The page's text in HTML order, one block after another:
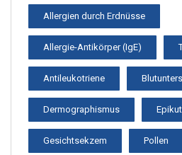
Allergien durch Erdnüsse
Allergie-Antikörper (IgE)
Antileukotriene
Dermographismus
Gesichtsekzem Pollen